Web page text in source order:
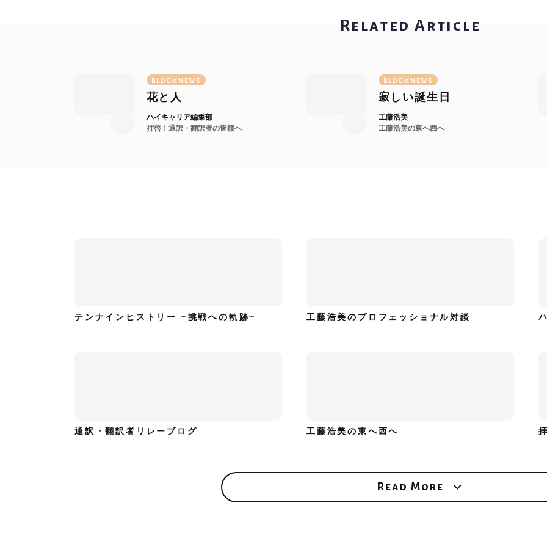
Related Article
BLOG&NEWS
花と人
ハイキャリア編集部
拝啓！通訳・翻訳者の皆様へ
BLOG&NEWS
寂しい誕生日
工藤浩美
工藤浩美の東へ西へ
テンナインヒストリー ~挑戦への軌跡~ 工藤浩美のプロフェッショナル対談
通訳・翻訳者リレーブログ 工藤浩美の東へ西へ
Read More